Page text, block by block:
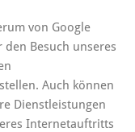
von Google
Besuch unseres
Auch können
Dienstleistungen
Internetauftritts